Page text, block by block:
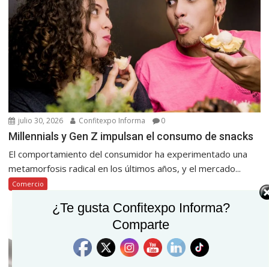
julio 30, 2026 Confitexpo Informa 0
Millennials y Gen Z impulsan el consumo de snacks
El comportamiento del consumidor ha experimentado una
metamorfosis radical en los últimos años, y el mercado...
Comercio
¿Te gusta Confitexpo Informa?
Comparte